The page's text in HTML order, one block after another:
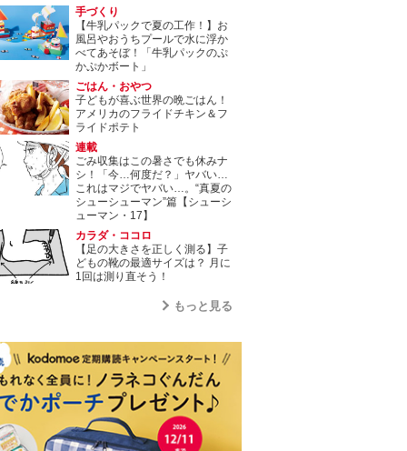
手づくり
【牛乳パックで夏の工作！】お
風呂やおうちプールで水に浮か
べてあそぼ！「牛乳パックのぷ
かぷかボート」
ごはん・おやつ
子どもが喜ぶ世界の晩ごはん！
アメリカのフライドチキン＆フ
ライドポテト
連載
ごみ収集はこの暑さでも休みナ
シ！「今…何度だ？」ヤバい…
これはマジでヤバい…。“真夏の
シューシューマン”篇【シューシ
ューマン・17】
カラダ・ココロ
【足の大きさを正しく測る】子
どもの靴の最適サイズは？ 月に
1回は測り直そう！
もっと見る